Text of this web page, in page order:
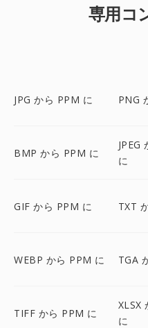
専用コ
JPG から PPM に PNG
BMP から PPM に
JPEG
に
GIF から PPM に TXT
WEBP から PPM に TGA
TIFF から PPM に
XLSX
に